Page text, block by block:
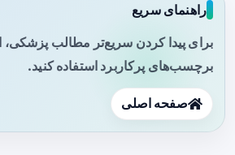
راهنمای سریع
برای پیدا کردن سریع‌تر مطالب پزشکی،
برچسب‌های پرکاربرد استفاده کنید.
صفحه اصلی